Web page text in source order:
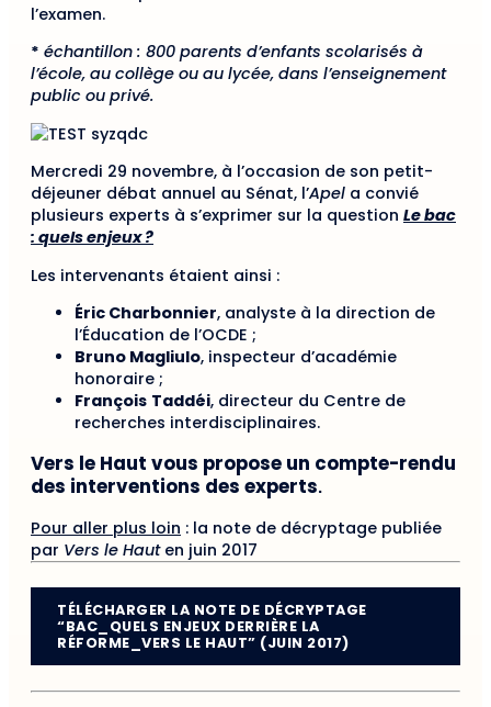
l’examen.
* échantillon : 800 parents d’enfants scolarisés à
l’école, au collège ou au lycée, dans l’enseignement
public ou privé.
Mercredi 29 novembre, à l’occasion de son petit-
déjeuner débat annuel au Sénat, l’Apel a convié
plusieurs experts à s’exprimer sur la question Le bac
: quels enjeux ?
Les intervenants étaient ainsi :
Éric Charbonnier, analyste à la direction de
l’Éducation de l’OCDE ;
Bruno Magliulo, inspecteur d’académie
honoraire ;
François Taddéi, directeur du Centre de
recherches interdisciplinaires.
Vers le Haut vous propose un compte-rendu
des interventions des experts.
Pour aller plus loin : la note de décryptage publiée
par Vers le Hauten juin 2017
TÉLÉCHARGER LA NOTE DE DÉCRYPTAGE
“BAC_QUELS ENJEUX DERRIÈRE LA
RÉFORME_VERS LE HAUT” (JUIN 2017)